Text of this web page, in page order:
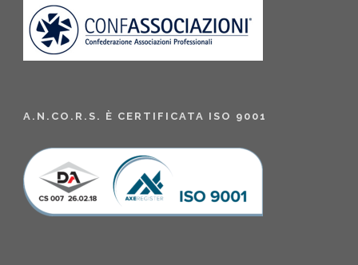
A.N.CO.R.S. È CERTIFICATA ISO 9001